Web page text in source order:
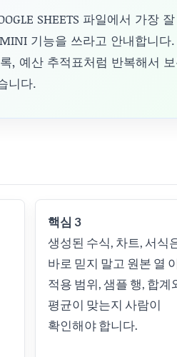
SHEETS 파일에서 가장 잘
기능을 쓰라고 안내합니다.
, 예산 추적표처럼 반복해서
니다.
핵심 3
생성된 수식, 차트, 서식
바로 믿지 말고 원본 열
적용 범위, 샘플 행, 합계
평균이 맞는지 사람이
확인해야 합니다.